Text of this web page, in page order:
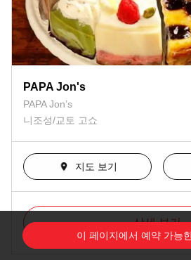
PAPA Jon's
PAPA Jon’s
니조성/교토 고쇼
지도 보기
상세 보기
이 페이지에서 예약 가능